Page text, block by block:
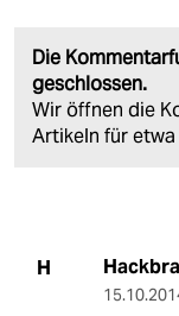
Die
geschlossen.
Wir öffnen die
Artikeln für
H